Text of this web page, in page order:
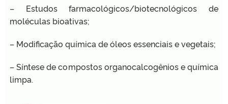
TELEFONES
– Estudos farmacológicos/biotecnológicos de
moléculas bioativas;
– Modificação química de óleos essenciais e vegetais;
– Síntese de compostos organocalcogênios e química
limpa.